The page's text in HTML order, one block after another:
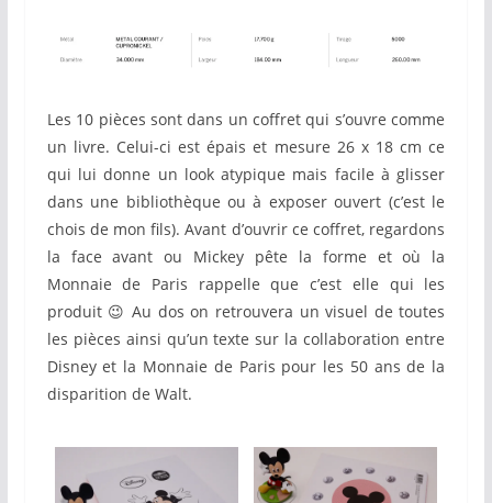
Les 10 pièces sont dans un coffret qui s’ouvre comme
un livre. Celui-ci est épais et mesure 26 x 18 cm ce
qui lui donne un look atypique mais facile à glisser
dans une bibliothèque ou à exposer ouvert (c’est le
chois de mon fils). Avant d’ouvrir ce coffret, regardons
la face avant ou Mickey pête la forme et où la
Monnaie de Paris rappelle que c’est elle qui les
produit 😉 Au dos on retrouvera un visuel de toutes
les pièces ainsi qu’un texte sur la collaboration entre
Disney et la Monnaie de Paris pour les 50 ans de la
disparition de Walt.